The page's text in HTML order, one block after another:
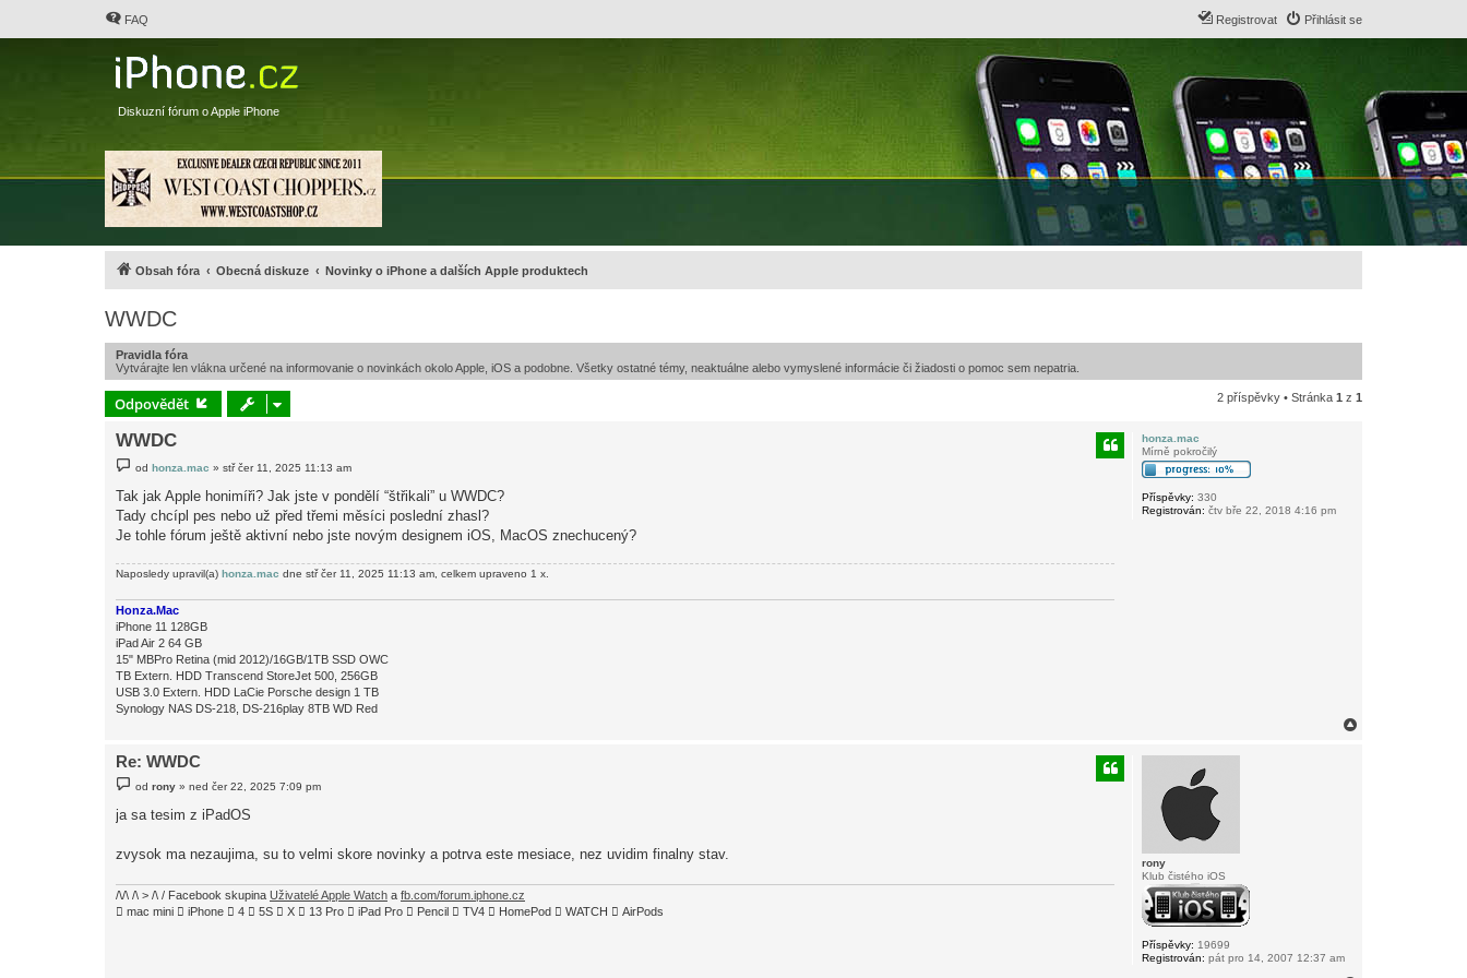
FAQ Přihlásit se
Registrovat
Diskuzní fórum o Apple iPhone
Obsah fóra Obecná diskuze Novinky o iPhone a dalších Apple produktech
WWDC
Pravidla fóra
Vytvárajte len vlákna určené na informovanie o novinkách okolo Apple, iOS a podobne. Všetky ostatné témy, neaktuálne alebo vymyslené informácie či žiadosti o pomoc sem nepatria.
Odpovědět 2 příspěvky • Stránka 1 z 1
honza.mac
Mírně pokročilý
Příspěvky: 330
Registrován: čtv bře 22, 2018 4:16 pm
WWDC
í
s
p
v
k
odhonza.mac »stř čer 11, 2025 11:13 am
Tak jak Apple honimíři? Jak jste v pondělí “štřikali” u WWDC?
Tady chcípl pes nebo už před třemi měsíci poslední zhasl?
Je tohle fórum ještě aktivní nebo jste novým designem iOS, MacOS znechucený?
Naposledy upravil(a) honza.mac dne stř čer 11, 2025 11:13 am, celkem upraveno 1 x.
Honza.Mac
iPhone 11 128GB
iPad Air 2 64 GB
15" MBPro Retina (mid 2012)/16GB/1TB SSD OWC
TB Extern. HDD Transcend StoreJet 500, 256GB
USB 3.0 Extern. HDD LaCie Porsche design 1 TB
Synology NAS DS-218, DS-216play 8TB WD Red
rony
Klub čistého iOS
Příspěvky: 19699
Registrován: pát pro 14, 2007 12:37 am
Re: WWDC
s
v
k
odrony »ned čer 22, 2025 7:09 pm
ja sa tesim z iPadOS
zvysok ma nezaujima, su to velmi skore novinky a potrva este mesiace, nez uvidim finalny stav.
/\/\ /\ > /\ / Facebook skupina Uživatelé Apple Watch a fb.com/forum.iphone.cz
 mac mini  iPhone  4  5S  X  13 Pro  iPad Pro  Pencil  TV4  HomePod  WATCH  AirPods